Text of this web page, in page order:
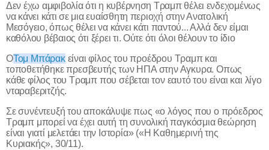
Δεν έχω αμφιβολία ότι η κυβέρνηση Τραμπ θέλει ενδεχομένως
να κάνει κάτι σε μια ευαίσθητη περιοχή στην Ανατολική
Μεσόγειο, όπως θέλει να κάνει κάτι παντού... Αλλά δεν είμαι
καθόλου βέβαιος ότι ξέρει τι. Ούτε ότι όλοι θέλουν το ίδιο
ΟΤομ Μπάρακ είναι φίλος του προέδρου Τραμπ και
τοποθετήθηκε πρεσβευτής των ΗΠΑ στην Αγκυρα. Οπως
κάθε φίλος του Τραμπ που σέβεται τον εαυτό του είναι και λίγο
νταραβεριτζής.
Σε συνέντευξή του αποκάλυψε πως «ο λόγος που ο πρόεδρος
Τραμπ μπορεί να έχει αυτή τη συνολική παγκόσμια θεώρηση
είναι γιατί μελετάει την Ιστορία» («Η Καθημερινή της
Κυριακής», 30/11).